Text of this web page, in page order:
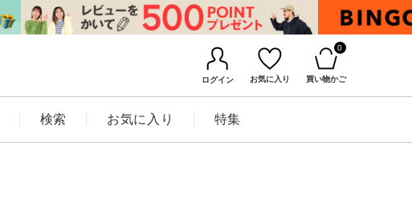
ログイン お気に入り
0
買い物かご
検索 お気に入り 特集